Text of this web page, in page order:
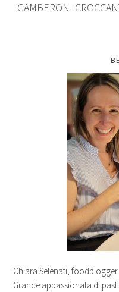
GAMBERONI
Chiara Selenati,
Grande appassionata di